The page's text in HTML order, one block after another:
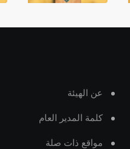
عن الهيئة
كلمة المدير العام
مواقع ذات صلة